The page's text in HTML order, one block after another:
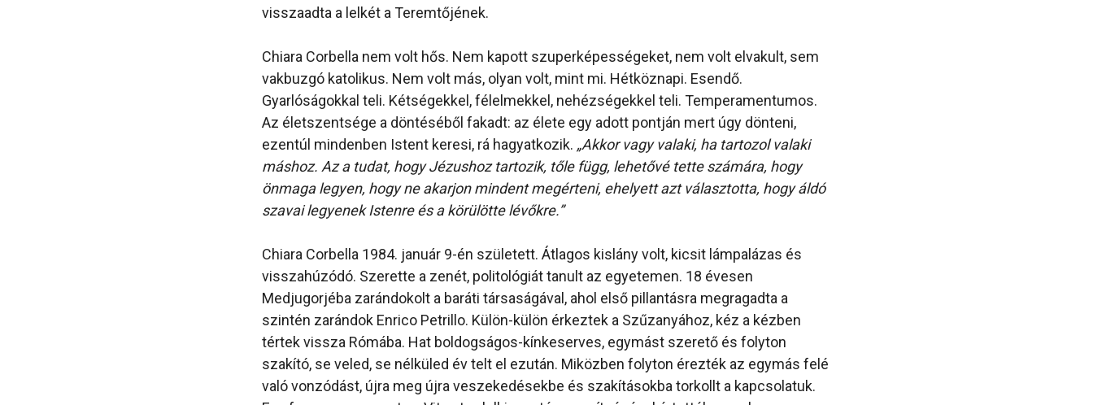
visszaadta a lelkét a Teremtőjének.
Chiara Corbella nem volt hős. Nem kapott szuperképességeket, nem volt elvakult, sem
vakbuzgó katolikus. Nem volt más, olyan volt, mint mi. Hétköznapi. Esendő.
Gyarlóságokkal teli. Kétségekkel, félelmekkel, nehézségekkel teli. Temperamentumos.
Az életszentsége a döntéséből fakadt: az élete egy adott pontján mert úgy dönteni,
ezentúl mindenben Istent keresi, rá hagyatkozik. „Akkor vagy valaki, ha tartozol valaki
máshoz. Az a tudat, hogy Jézushoz tartozik, tőle függ, lehetővé tette számára, hogy
önmaga legyen, hogy ne akarjon mindent megérteni, ehelyett azt választotta, hogy áldó
szavai legyenek Istenre és a körülötte lévőkre.”
Chiara Corbella 1984. január 9-én született. Átlagos kislány volt, kicsit lámpalázas és
visszahúzódó. Szerette a zenét, politológiát tanult az egyetemen. 18 évesen
Medjugorjéba zarándokolt a baráti társaságával, ahol első pillantásra megragadta a
szintén zarándok Enrico Petrillo. Külön-külön érkeztek a Szűzanyához, kéz a kézben
tértek vissza Rómába. Hat boldogságos-kínkeserves, egymást szerető és folyton
szakító, se veled, se nélküled év telt el ezután. Miközben folyton érezték az egymás felé
való vonzódást, újra meg újra veszekedésekbe és szakításokba torkollt a kapcsolatuk.